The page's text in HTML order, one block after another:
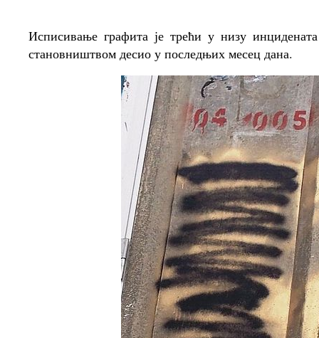
Исписивање графита је трећи у низу
становништвом десио у последњих месец дана.